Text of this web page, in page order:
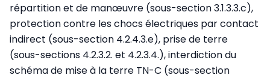
répartition et de manœuvre (sous-section 3.1.3.3.c),
protection contre les chocs électriques par contact
indirect (sous-section 4.2.4.3.e), prise de terre
(sous-sections 4.2.3.2. et 4.2.3.4.), interdiction du
schéma de mise à la terre TN-C (sous-section